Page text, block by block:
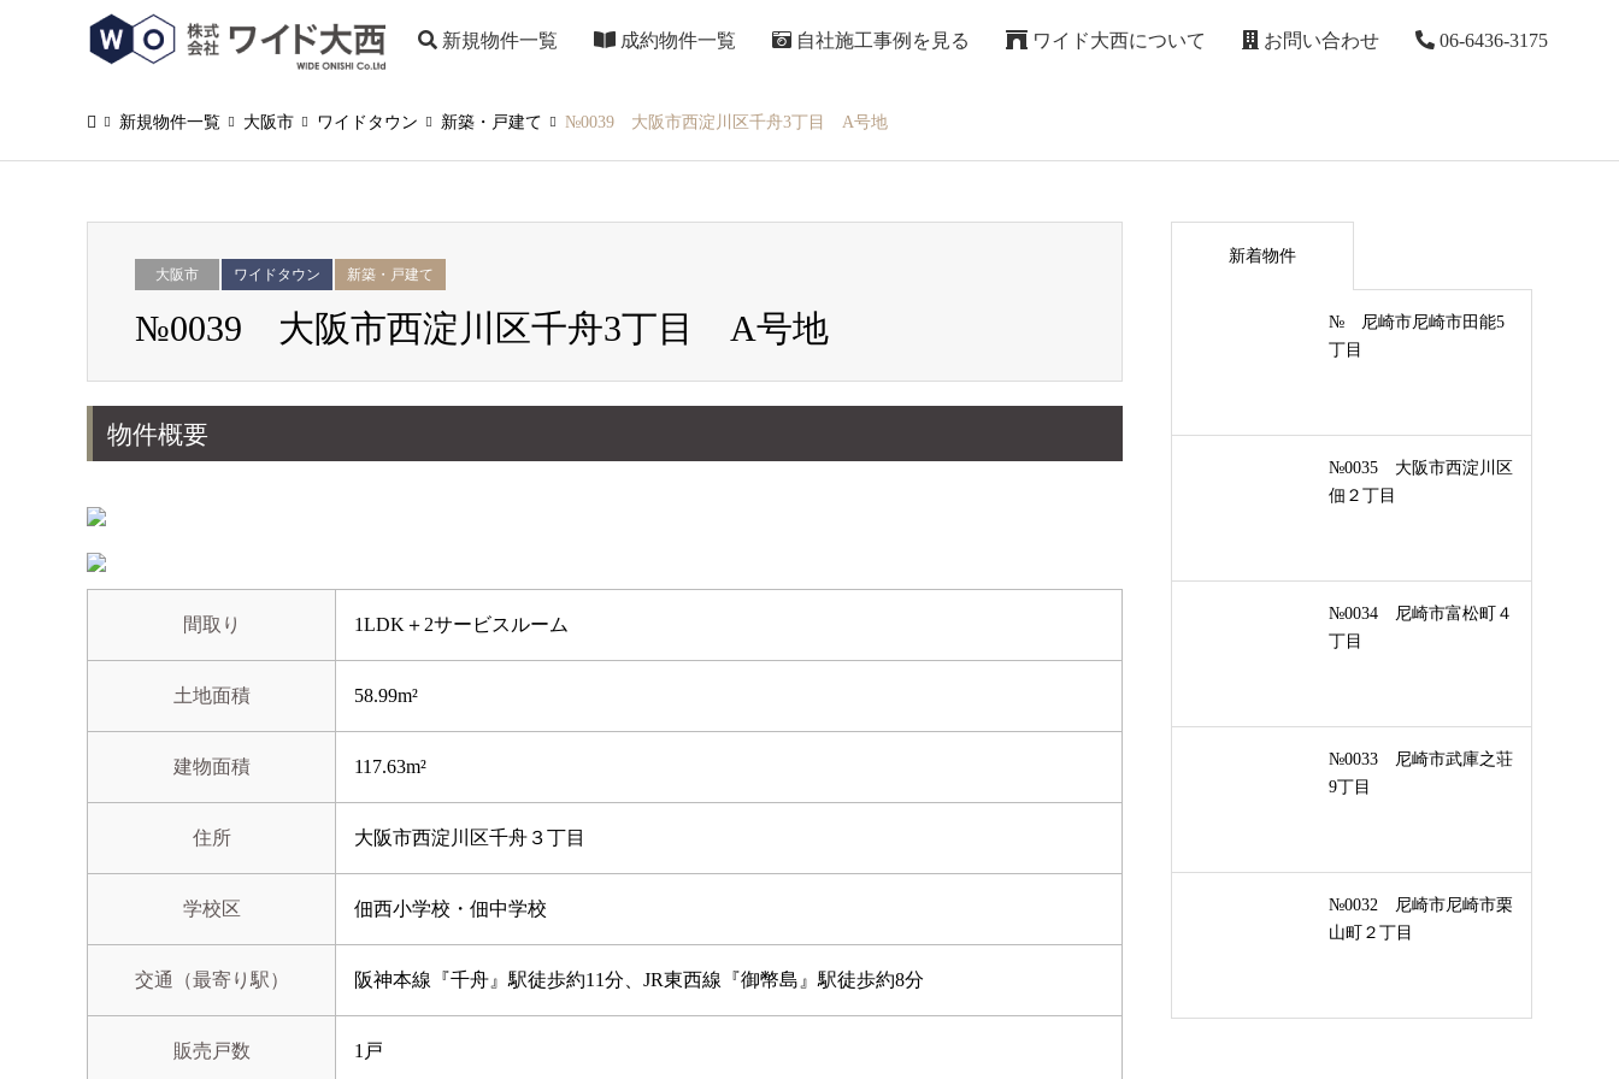
新規物件一覧 成約物件一覧 自社施工事例を見る ワイド大西について お問い合わせ 06-6436-3175
新規物件一覧 大阪市 ワイドタウン 新築・戸建て №0039 大阪市西淀川区千舟3丁目 A号地
大阪市 ワイドタウン 新築・戸建て
№0039 大阪市西淀川区千舟3丁目 A号地
物件概要
間取り 1LDK＋2サービスルーム
土地面積 58.99m²
建物面積 117.63m²
住所 大阪市西淀川区千舟３丁目
学校区 佃西小学校・佃中学校
交通（最寄り駅） 阪神本線『千舟』駅徒歩約11分、JR東西線『御幣島』駅徒歩約8分
販売戸数 1戸
新着物件
№ 尼崎市尼崎市田能5
丁目
№0035 大阪市西淀川区
佃２丁目
№0034 尼崎市富松町４
丁目
№0033 尼崎市武庫之荘
9丁目
№0032 尼崎市尼崎市栗
山町２丁目